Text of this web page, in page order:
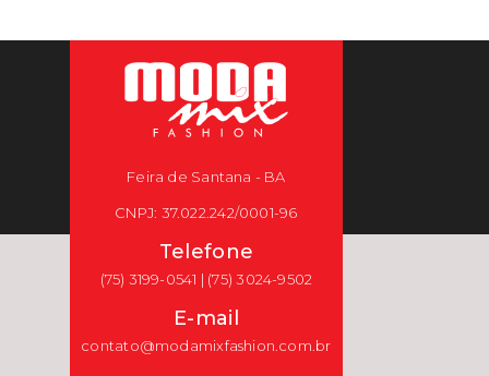
Feira de Santana - BA
CNPJ: 37.022.242/0001-96
Telefone
(75) 3199-0541 | (75) 3024-9502
E-mail
contato@modamixfashion.com.br